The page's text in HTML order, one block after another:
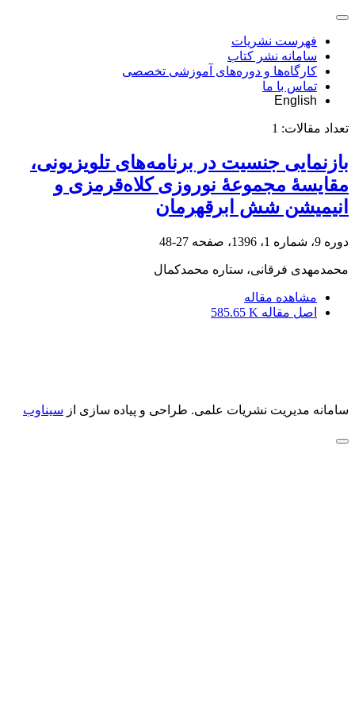
فهرست نشریات
سامانه نشر کتاب
کارگاه‌ها و دوره‌های آموزشی تخصصی
تماس با ما
English
تعداد مقالات: 1
بازنمایی جنسیت در برنامه‌های تلویزیونی،
مقایسۀ مجموعۀ نوروزی کلاه‌قرمزی و
انیمیشن شش ابرقهرمان
دوره 9، شماره 1، 1396، صفحه 27-48
محمدمهدی فرقانی، ستاره محمدکمال
مشاهده مقاله
اصل مقاله 585.65 K
سامانه مدیریت نشریات علمی. طراحی و پیاده سازی از سیناوب